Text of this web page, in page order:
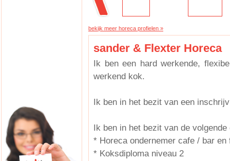
bekijk meer horeca profielen »
sander & Flexter Horeca
Ik ben een hard werkende,
werkend kok.
Ik ben in het bezit van een
Ik ben in het bezit van de volgende
* Horeca ondernemer cafe / bar en
* Koksdiploma niveau 2